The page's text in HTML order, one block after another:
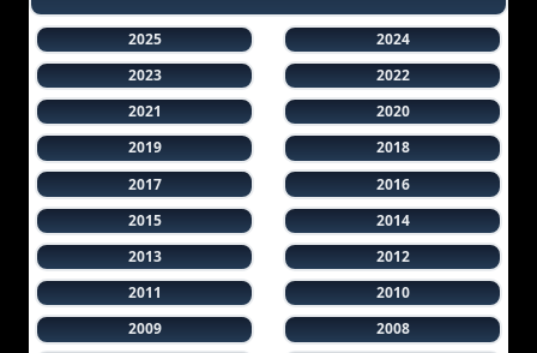
2025
2024
2023
2022
2021
2020
2019
2018
2017
2016
2015
2014
2013
2012
2011
2010
2009
2008